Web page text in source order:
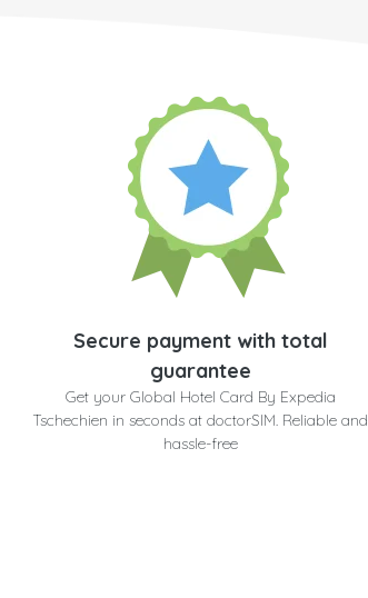
Secure payment with total
guarantee
Get your Global Hotel Card By Expedia
Tschechien in seconds at doctorSIM. Reliable and
hassle-free